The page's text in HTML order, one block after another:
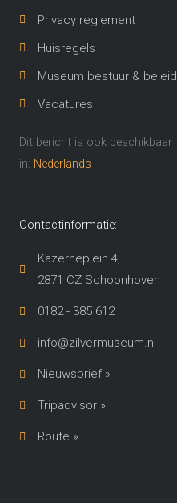
Privacy reglement
Huisregels
Museum bestuur & beleid
Vacatures
Dit bericht is ook beschikbaar
in: Nederlands
Contactinformatie:
Kazerneplein 4,
2871 CZ Schoonhoven​
0182 - 385 612
info@zilvermuseum.nl
Nieuwsbrief »
Tripadvisor »
Route »